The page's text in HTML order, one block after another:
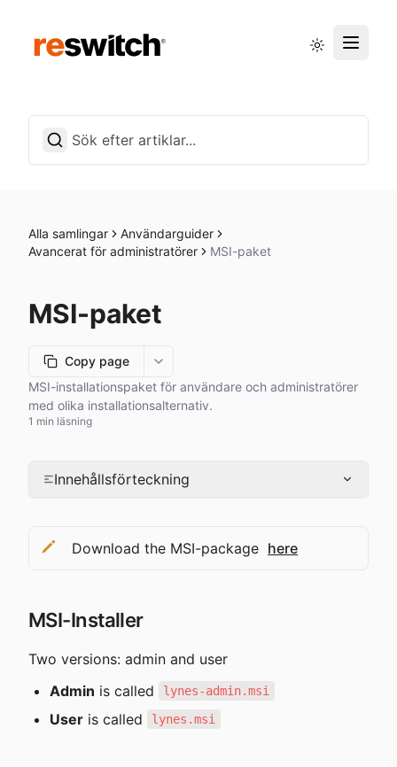
Svenska
Alla samlingar
Användarguider
Avancerat för administratörer
MSI-paket
MSI-paket
Copy page
More options
MSI-installationspaket för användare och administratörer
med olika installationsalternativ.
1 min läsning
Innehållsförteckning
Download the MSI-package here
MSI-Installer
Two versions: admin and user
Admin is called lynes-admin.msi
User is called lynes.msi